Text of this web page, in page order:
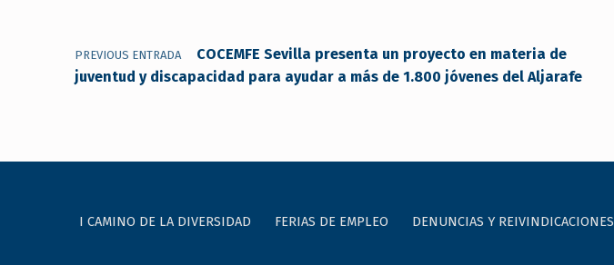
PREVIOUS ENTRADA
COCEMFE Sevilla presenta un proyecto en materia de
juventud y discapacidad para ayudar a más de 1.800 jóvenes del Aljarafe
I CAMINO DE LA DIVERSIDAD FERIAS DE EMPLEO DENUNCIAS Y REIVINDICACIONES